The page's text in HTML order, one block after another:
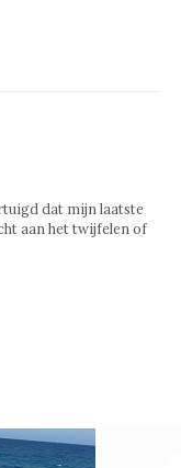
dat mijn laatste
aan het twijfelen of